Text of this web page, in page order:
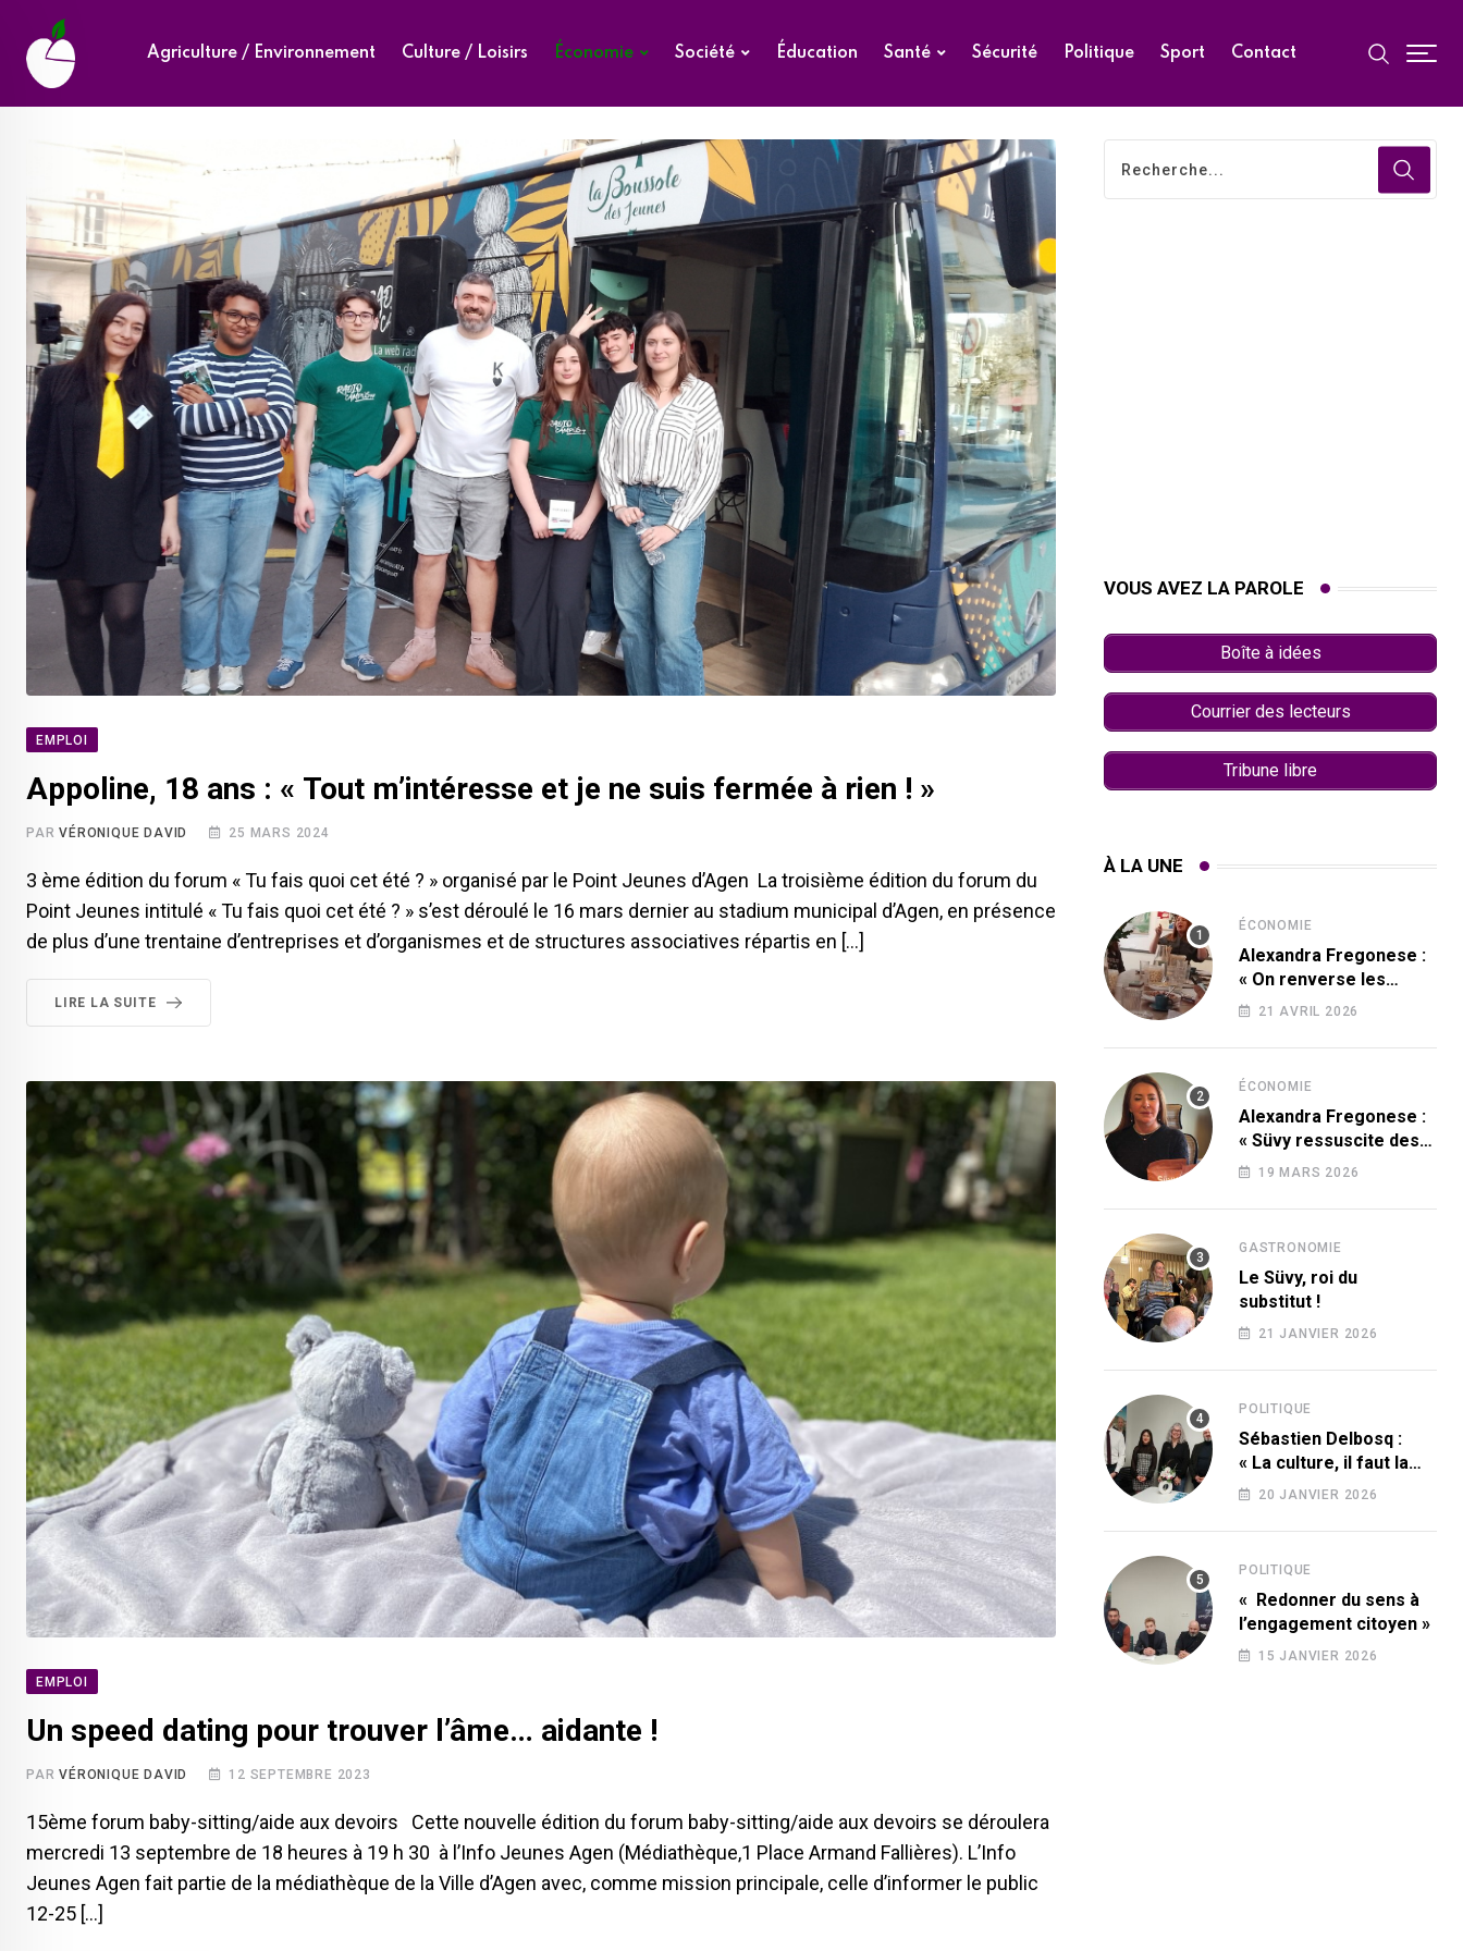
content
Agriculture / Environnement Culture / Loisirs Économie Société Éducation Santé Sécurité Politique Sport Contact
EMPLOI
Appoline, 18 ans : « Tout m’intéresse et je ne suis fermée à rien ! »
PARVÉRONIQUE DAVID 25 MARS 2024
3 ème édition du forum « Tu fais quoi cet été ? » organisé par le Point Jeunes d’Agen La troisième édition du forum du
Point Jeunes intitulé « Tu fais quoi cet été ? » s’est déroulé le 16 mars dernier au stadium municipal d’Agen, en présence
de plus d’une trentaine d’entreprises et d’organismes et de structures associatives répartis en […]
LIRE LA SUITE
EMPLOI
Un speed dating pour trouver l’âme… aidante !
PARVÉRONIQUE DAVID 12 SEPTEMBRE 2023
15ème forum baby-sitting/aide aux devoirs Cette nouvelle édition du forum baby-sitting/aide aux devoirs se déroulera
mercredi 13 septembre de 18 heures à 19 h 30 à l’Info Jeunes Agen (Médiathèque,1 Place Armand Fallières). L’Info
Jeunes Agen fait partie de la médiathèque de la Ville d’Agen avec, comme mission principale, celle d’informer le public
12-25 […]
VOUS AVEZ LA PAROLE
Boîte à idées
Courrier des lecteurs
Tribune libre
À LA UNE
ÉCONOMIE
Alexandra Fregonese :
« On renverse les
codes » !
21 AVRIL 2026
ÉCONOMIE
Alexandra Fregonese :
« Süvy ressuscite des
produits condamnés
19 MARS 2026
GASTRONOMIE
Le Süvy, roi du
substitut !
21 JANVIER 2026
POLITIQUE
Sébastien Delbosq :
« La culture, il faut la
conquérir ! »
20 JANVIER 2026
POLITIQUE
« Redonner du sens à
l’engagement citoyen »
15 JANVIER 2026